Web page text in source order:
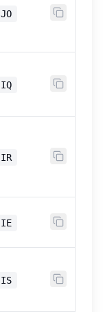
JO
IQ
IR
IE
IS